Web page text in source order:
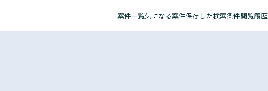
案件一覧気になる案件保存した検索条件閲覧履歴